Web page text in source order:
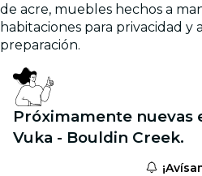
de acre, muebles hechos a
habitaciones para privacidad y
preparación.
Próximamente nuevas
Vuka - Bouldin Creek.